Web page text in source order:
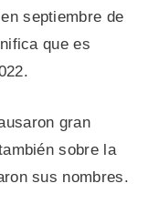
septiembre de
que es
gran
sobre la
sus nombres.